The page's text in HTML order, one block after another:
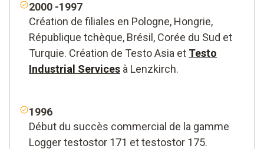
2000 -1997
Création de filiales en Pologne, Hongrie,
République tchèque, Brésil, Corée du Sud et
Turquie. Création de Testo Asia et Testo
Industrial Services à Lenzkirch.
1996
Début du succès commercial de la gamme
Logger testostor 171 et testostor 175.